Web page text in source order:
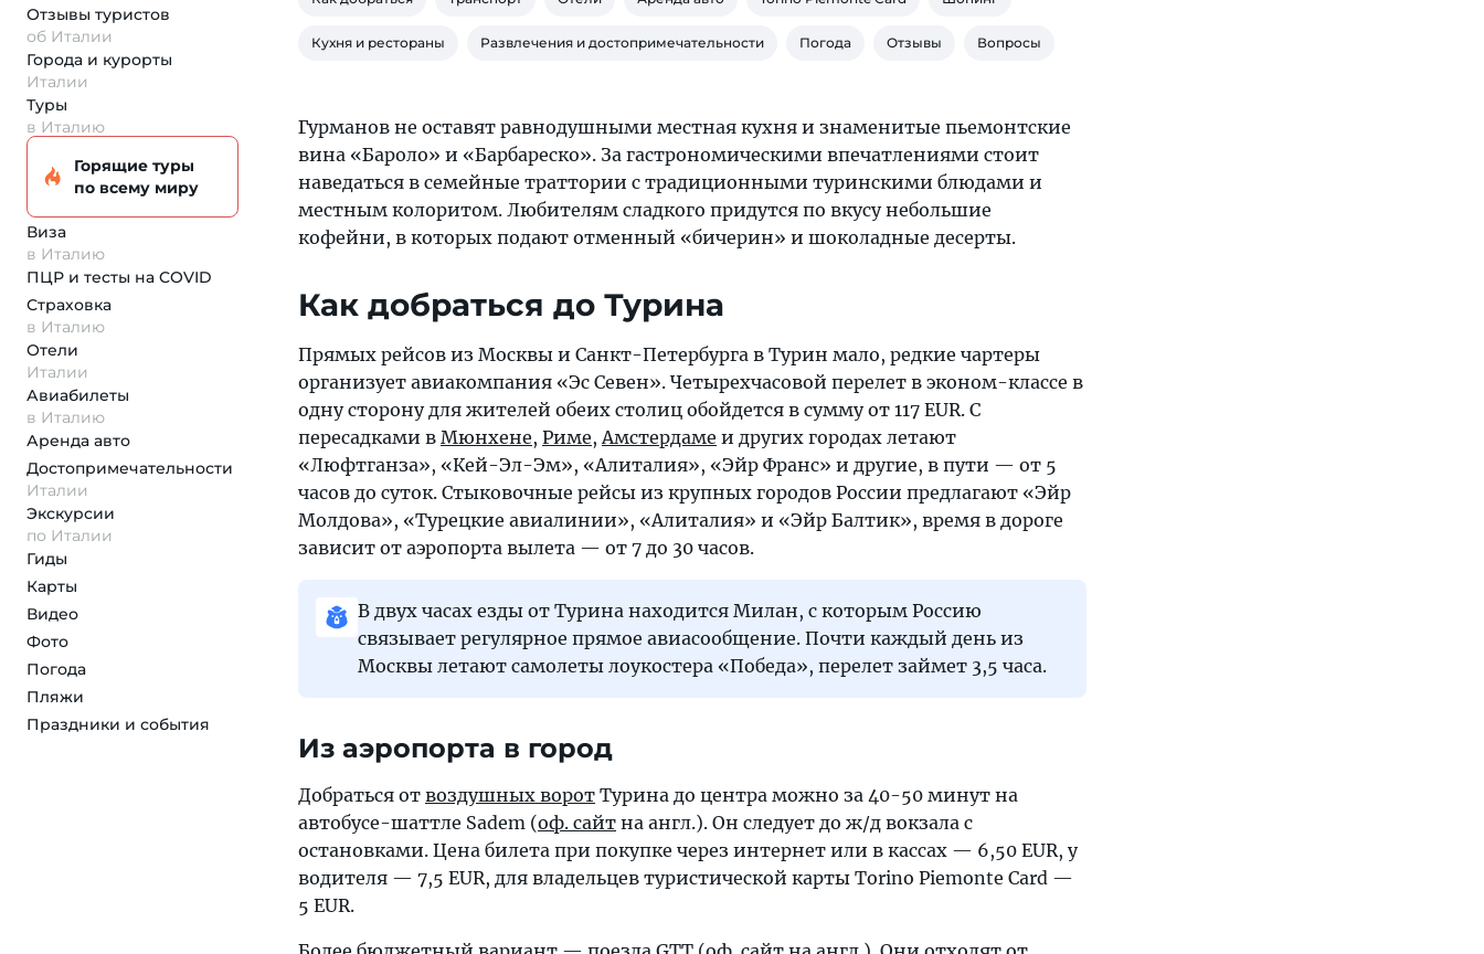
Отзывы туристов
об Италии
Города и курорты
Италии
Туры
в Италию
Горящие туры
по всему миру
Виза
в Италию
ПЦР и тесты на COVID
Страховка
в Италию
Отели
Италии
Авиабилеты
в Италию
Аренда авто
Достопримеча­тельности
Италии
Экскурсии
по Италии
Гиды
Карты
Видео
Фото
Погода
Пляжи
Праздники и события
Кухня и рестораны Развлечения и достопримечательности Погода Отзывы Вопросы
Гурманов не оставят равнодушными местная кухня и знаменитые пьемонтские
вина «Бароло» и «Барбареско». За гастрономическими впечатлениями стоит
наведаться в семейные траттории с традиционными туринскими блюдами и
местным колоритом. Любителям сладкого придутся по вкусу небольшие
кофейни, в которых подают отменный «бичерин» и шоколадные десерты.
Как добраться до Турина
Прямых рейсов из Москвы и Санкт-Петербурга в Турин мало, редкие чартеры
организует авиакомпания «Эс Севен». Четырехчасовой перелет в эконом-классе в
одну сторону для жителей обеих столиц обойдется в сумму от 117 EUR. С
пересадками в Мюнхене, Риме,Амстердаме и других городах летают
«Люфтганза», «Кей-Эл-Эм», «Алиталия», «Эйр Франс» и другие, в пути — от 5
часов до суток. Стыковочные рейсы из крупных городов России предлагают «Эйр
Молдова», «Турецкие авиалинии», «Алиталия» и «Эйр Балтик», время в дороге
зависит от аэропорта вылета — от 7 до 30 часов.
В двух часах езды от Турина находится Милан, с которым Россию
связывает регулярное прямое авиасообщение. Почти каждый день из
Москвы летают самолеты лоукостера «Победа», перелет займет 3,5 часа.
Из аэропорта в город
Добраться от воздушных ворот Турина до центра можно за 40-50 минут на
автобусе-шаттле Sadem (оф. сайт на англ.). Он следует до ж/д вокзала с
остановками. Цена билета при покупке через интернет или в кассах — 6,50 EUR, у
водителя — 7,5 EUR, для владельцев туристической карты Torino Piemonte Card —
5 EUR.